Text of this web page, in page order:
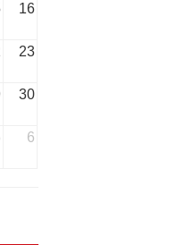
16
23
30
6